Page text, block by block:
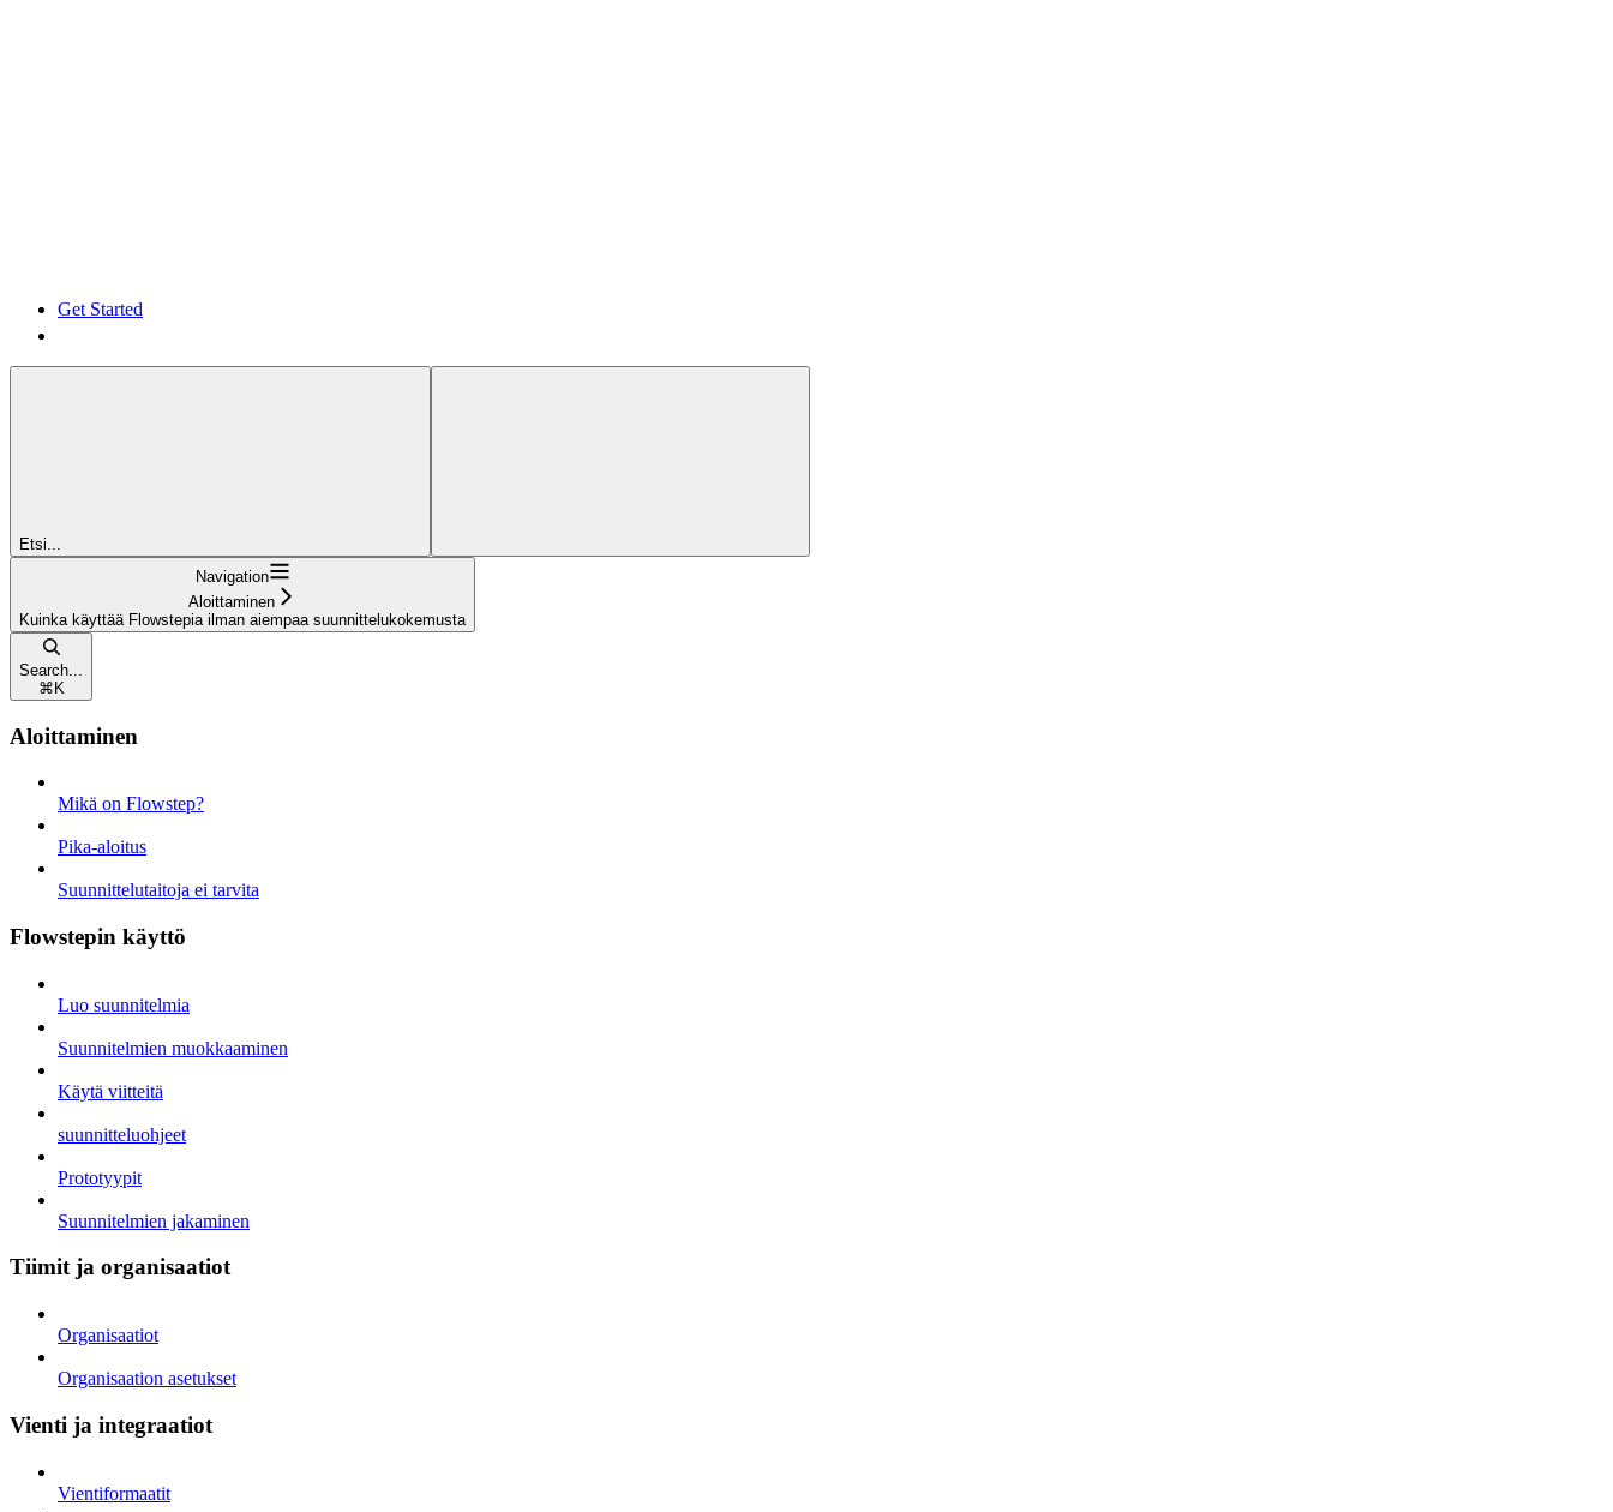
Get Started
Etsi...
Navigation
Aloittaminen
Kuinka käyttää Flowstepia ilman aiempaa suunnittelukokemusta
Search...
⌘ K
Aloittaminen
Mikä on Flowstep?
Pika-aloitus
Suunnittelutaitoja ei tarvita
Flowstepin käyttö
Luo suunnitelmia
Suunnitelmien muokkaaminen
Käytä viitteitä
suunnitteluohjeet
Prototyypit
Suunnitelmien jakaminen
Tiimit ja organisaatiot
Organisaatiot
Organisaation asetukset
Vienti ja integraatiot
Vientiformaatit